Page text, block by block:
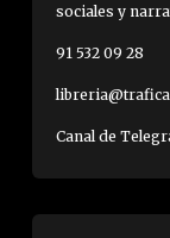
sociales y
91 532 09 28
Canal de